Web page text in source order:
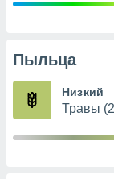
Пыльца
Низкий
Травы